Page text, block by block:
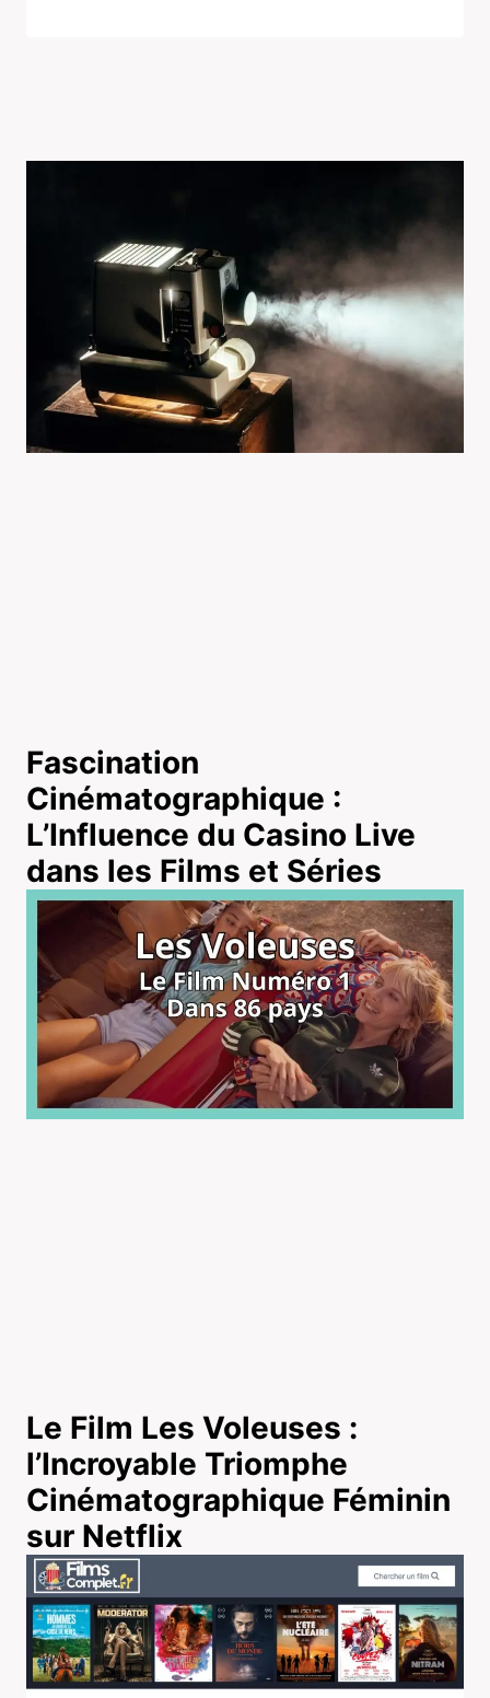
Fascination
Cinématographique :
L’Influence du Casino Live
dans les Films et Séries
Le Film Les Voleuses :
l’Incroyable Triomphe
Cinématographique Féminin
sur Netflix